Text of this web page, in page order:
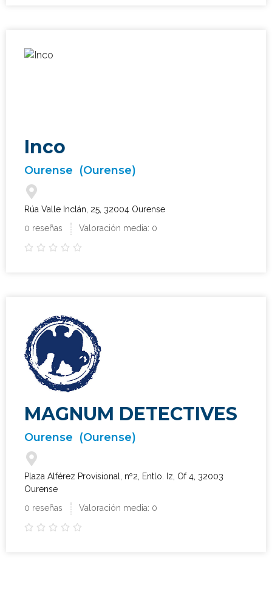
Inco
Ourense (Ourense)
Rúa Valle Inclán, 25, 32004 Ourense
0 reseñas
Valoración media: 0
    
MAGNUM DETECTIVES
Ourense (Ourense)
Plaza Alférez Provisional, nº2, Entlo. Iz, Of 4, 32003
Ourense
0 reseñas
Valoración media: 0
    